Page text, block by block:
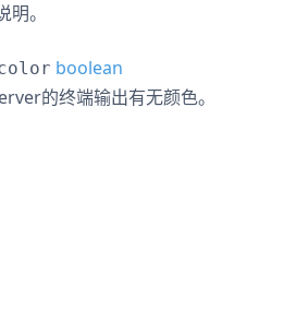
。
boolean
的终端输出有无颜色。